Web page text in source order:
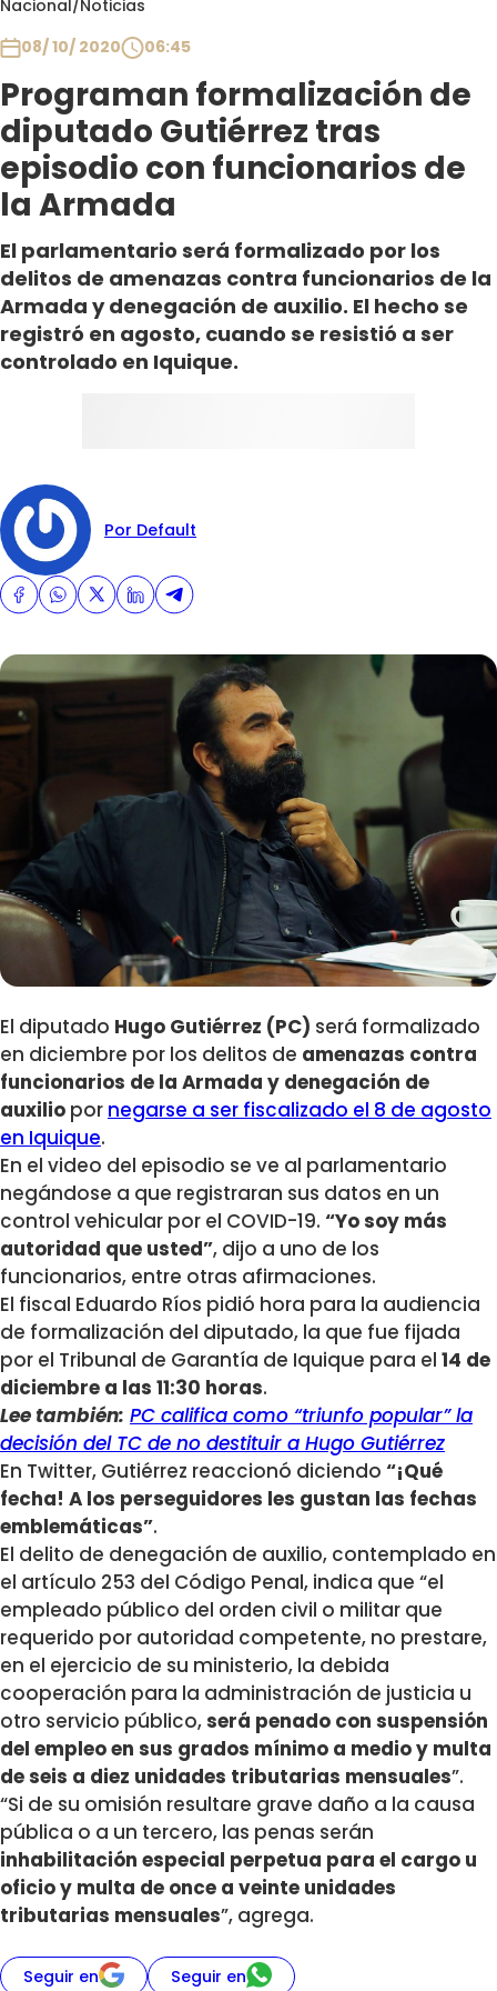
Nacional/Noticias
08/ 10/ 2020
06:45
Programan formalización de
diputado Gutiérrez tras
episodio con funcionarios de
la Armada
El parlamentario será formalizado por los
delitos de amenazas contra funcionarios de la
Armada y denegación de auxilio. El hecho se
registró en agosto, cuando se resistió a ser
controlado en Iquique.
Por Default
El diputado Hugo Gutiérrez (PC) será formalizado
en diciembre por los delitos de amenazas contra
funcionarios de la Armada y denegación de
auxilio por negarse a ser fiscalizado el 8 de agosto
en Iquique.
En el video del episodio se ve al parlamentario
negándose a que registraran sus datos en un
control vehicular por el COVID-19. “Yo soy más
autoridad que usted”, dijo a uno de los
funcionarios, entre otras afirmaciones.
El fiscal Eduardo Ríos pidió hora para la audiencia
de formalización del diputado, la que fue fijada
por el Tribunal de Garantía de Iquique para el 14 de
diciembre a las 11:30 horas.
Lee también: PC califica como “triunfo popular” la
decisión del TC de no destituir a Hugo Gutiérrez
En Twitter, Gutiérrez reaccionó diciendo “¡Qué
fecha! A los perseguidores les gustan las fechas
emblemáticas”.
El delito de denegación de auxilio, contemplado en
el artículo 253 del Código Penal, indica que “el
empleado público del orden civil o militar que
requerido por autoridad competente, no prestare,
en el ejercicio de su ministerio, la debida
cooperación para la administración de justicia u
otro servicio público,será penado con suspensión
del empleo en sus grados mínimo a medio y multa
de seis a diez unidades tributarias mensuales”.
“Si de su omisión resultare grave daño a la causa
pública o a un tercero, las penas serán
inhabilitación especial perpetua para el cargo u
oficio y multa de once a veinte unidades
tributarias mensuales”, agrega.
Seguir en Seguir en
Club De La Comedia
Contigo en Directo
El Tiempo
Sabingo
Todos Los Programas